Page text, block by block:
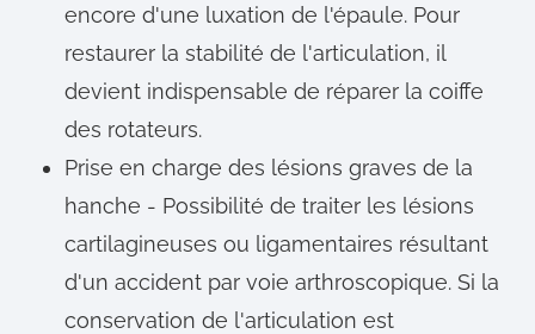
encore d'une luxation de l'épaule. Pour
restaurer la stabilité de l'articulation, il
devient indispensable de réparer la coiffe
des rotateurs.
Prise en charge des lésions graves de la
hanche - Possibilité de traiter les lésions
cartilagineuses ou ligamentaires résultant
d'un accident par voie arthroscopique. Si la
conservation de l'articulation est